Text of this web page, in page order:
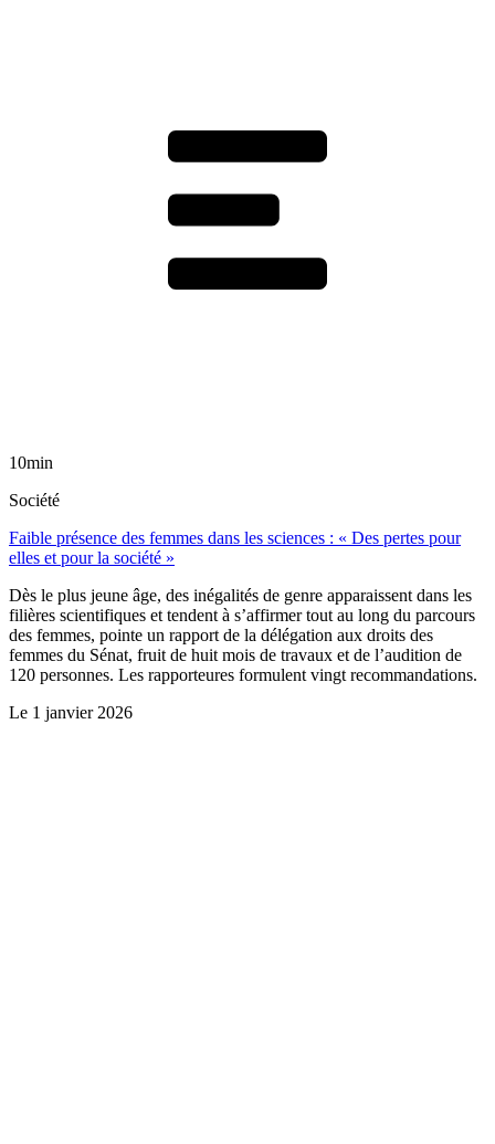
10min
Société
Faible présence des femmes dans les sciences : « Des pertes pour
elles et pour la société »
Dès le plus jeune âge, des inégalités de genre apparaissent dans les
filières scientifiques et tendent à s’affirmer tout au long du parcours
des femmes, pointe un rapport de la délégation aux droits des
femmes du Sénat, fruit de huit mois de travaux et de l’audition de
120 personnes. Les rapporteures formulent vingt recommandations.
Le 1 janvier 2026